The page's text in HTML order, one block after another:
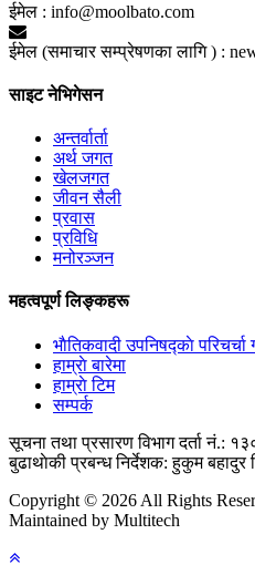
ईमेल : info@moolbato.com
ईमेल (समाचार सम्प्रेषणका लागि ) :
साइट नेभिगेसन
अन्तर्वार्ता
अर्थ जगत
खेलजगत
जीवन सैली
प्रवास
प्रविधि
मनोरञ्जन
महत्वपूर्ण लिङ्कहरू
भाैतिकवादी उपनिषद्काे परिचर्चा
हाम्राे बारेमा
हाम्राे टिम
सम्पर्क
सूचना तथा प्रसारण विभाग दर्ता नं.:
बुढाथाेकी प्रबन्ध निर्देशक: हुकुम बहादुर
Copyright © 2026 All Rights
Maintained by Multitech